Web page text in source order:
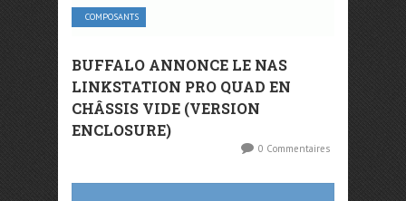
COMPOSANTS
BUFFALO ANNONCE LE NAS
LINKSTATION PRO QUAD EN
CHÂSSIS VIDE (VERSION
ENCLOSURE)
0 Commentaires